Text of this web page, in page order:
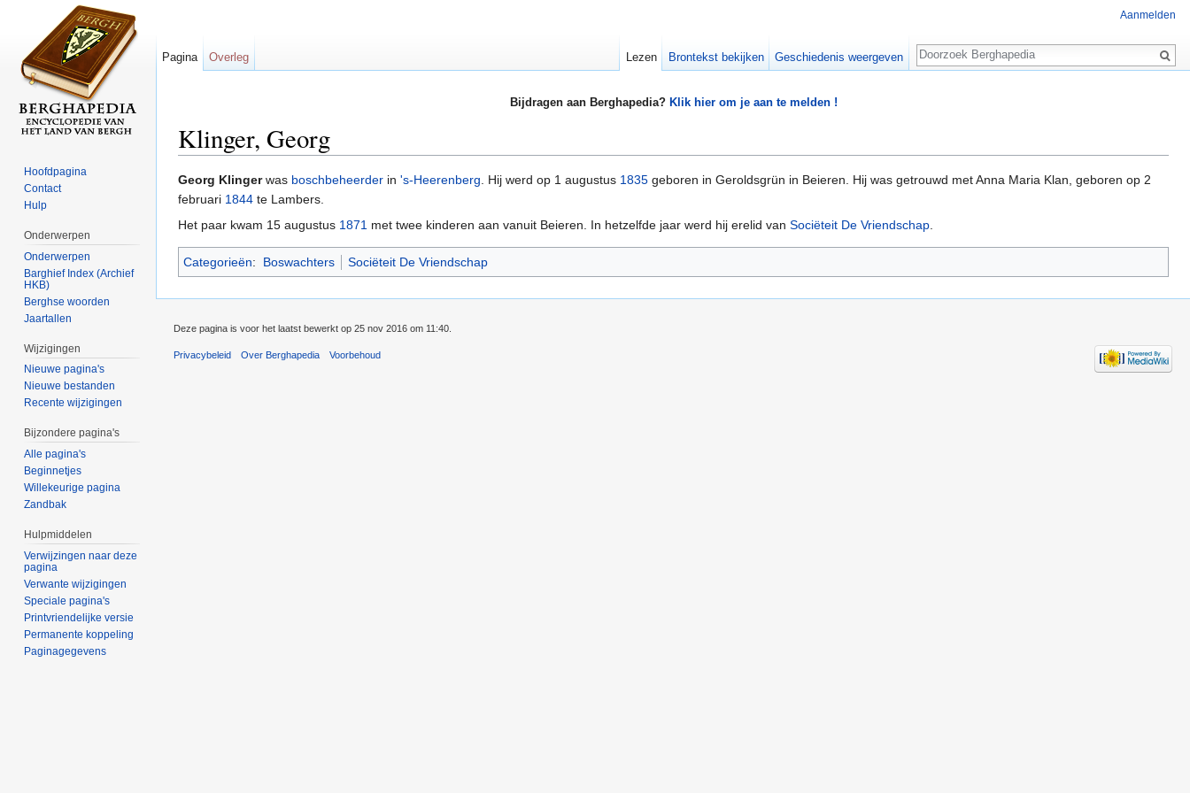
Bijdragen aan Berghapedia? Klik hier om je aan te melden !
Klinger, Georg
Georg Klingerwas boschbeheerder in 's-Heerenberg. Hij werd op 1 augustus 1835 geboren in Geroldsgrün in Beieren. Hij was getrouwd met Anna Maria Klan, geboren op 2
februari 1844 te Lambers.
Het paar kwam 15 augustus 1871 met twee kinderen aan vanuit Beieren. In hetzelfde jaar werd hij erelid van Sociëteit De Vriendschap.
Categorieën: Boswachters Sociëteit De Vriendschap
Aanmelden
Pagina Overleg Lezen Brontekst bekijken Geschiedenis weergeven
Zoeken
Hoofdpagina
Contact
Hulp
Onderwerpen
Onderwerpen
Barghief Index (Archief
HKB)
Berghse woorden
Jaartallen
Wijzigingen
Nieuwe pagina's
Nieuwe bestanden
Recente wijzigingen
Bijzondere pagina's
Alle pagina's
Beginnetjes
Willekeurige pagina
Zandbak
Hulpmiddelen
Verwijzingen naar deze
pagina
Verwante wijzigingen
Speciale pagina's
Printvriendelijke versie
Permanente koppeling
Paginagegevens
Deze pagina is voor het laatst bewerkt op 25 nov 2016 om 11:40.
Privacybeleid Over Berghapedia Voorbehoud